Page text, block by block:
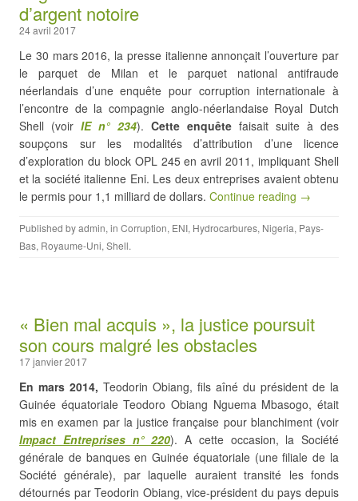
d’argent notoire
24 avril 2017
Le 30 mars 2016, la presse italienne annonçait l’ouverture par
le parquet de Milan et le parquet national antifraude
néerlandais d’une enquête pour corruption internationale à
l’encontre de la compagnie anglo-néerlandaise Royal Dutch
Shell (voir IE n° 234). Cette enquête faisait suite à des
soupçons sur les modalités d’attribution d’une licence
d’exploration du block OPL 245 en avril 2011, impliquant Shell
et la société italienne Eni. Les deux entreprises avaient obtenu
le permis pour 1,1 milliard de dollars. Continue reading →
Published byadmin, in Corruption, ENI, Hydrocarbures, Nigeria, Pays-
Bas, Royaume-Uni, Shell.
« Bien mal acquis », la justice poursuit
son cours malgré les obstacles
17 janvier 2017
En mars 2014, Teodorin Obiang, fils aîné du président de la
Guinée équatoriale Teodoro Obiang Nguema Mbasogo, était
mis en examen par la justice française pour blanchiment (voir
Impact Entreprisesn° 220). A cette occasion, la Société
générale de banques en Guinée équatoriale (une filiale de la
Société générale), par laquelle auraient transité les fonds
détournés par Teodorin Obiang, vice-président du pays depuis